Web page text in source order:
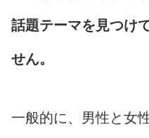
話題テーマを見つけ
せん。
一般的に、男性と女